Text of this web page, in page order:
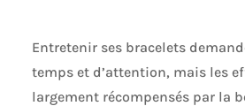
Entretenir ses bracelets
temps et d’attention, mais les
largement récompensés par la